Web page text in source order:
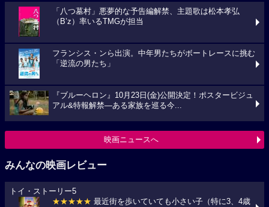
「八つ墓村」悪夢的な予告編解禁、主題歌は松本孝弘
（B’z）率いるTMGが担当
フランシス・ンら出演。中年男たちがボートレースに挑む
「逆流の男たち」
『ブルーヘロン』10月23日(金)公開決定！ポスタービジュ
アル&特報解禁―ある家族を巡る今...
映画ニュースへ
みんなの映画レビュー
トイ・ストーリー5
★★★★★ 最近街を歩いていても小さい子（特に3、4歳